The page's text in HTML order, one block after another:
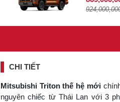
CHI TIẾT
Mitsubishi Triton thế hệ mới
nguyên chiếc từ Thái Lan với 3